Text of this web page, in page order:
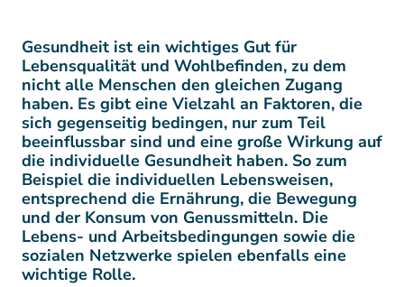
Gesundheit ist ein wichtiges Gut für
Lebensqualität und Wohlbefinden, zu dem
nicht alle Menschen den gleichen Zugang
haben. Es gibt eine Vielzahl an Faktoren, die
sich gegenseitig bedingen, nur zum Teil
beeinflussbar sind und eine große Wirkung auf
die individuelle Gesundheit haben. So zum
Beispiel die individuellen Lebensweisen,
entsprechend die Ernährung, die Bewegung
und der Konsum von Genussmitteln. Die
Lebens- und Arbeitsbedingungen sowie die
sozialen Netzwerke spielen ebenfalls eine
wichtige Rolle.